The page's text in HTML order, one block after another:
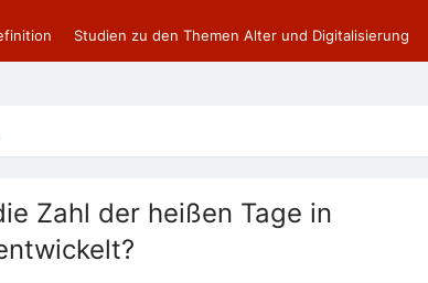
Studien zu den Themen Alter und Digitalisierung
Zahl der heißen Tage in